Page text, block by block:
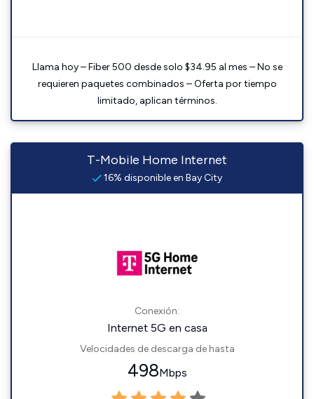
Llama hoy – Fiber 500 desde solo $34.95 al mes – No se
requieren paquetes combinados – Oferta por tiempo
limitado, aplican términos.
T-Mobile Home Internet
16% disponible en Bay City
Conexión:
Internet 5G en casa
Velocidades de descarga de hasta
498Mbps